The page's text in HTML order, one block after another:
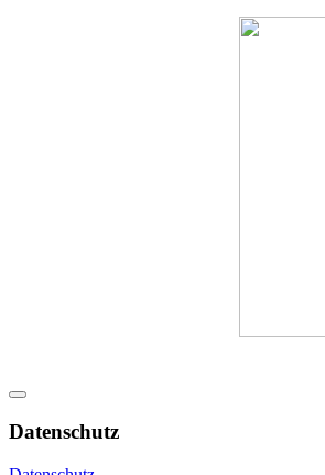
Datenschutz